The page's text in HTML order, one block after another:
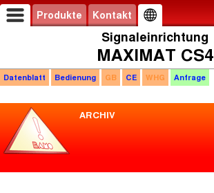
Produkte Kontakt
Signaleinrichtung
MAXIMAT CS4
Datenblatt Bedienung GB CE WHG Anfrage
ARCHIV